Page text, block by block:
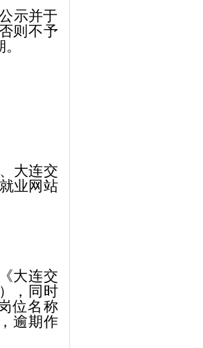
示并于
则不予
大连交
就业网站
大连交
， 同时
位名称
逾期作